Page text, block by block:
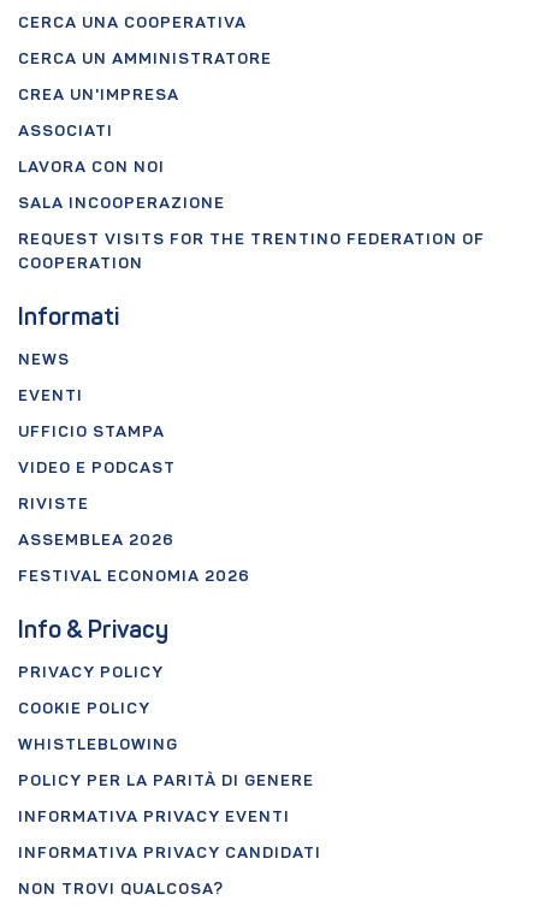
CERCA UNA COOPERATIVA
CERCA UN AMMINISTRATORE
CREA UN'IMPRESA
ASSOCIATI
LAVORA CON NOI
SALA INCOOPERAZIONE
REQUEST VISITS FOR THE TRENTINO FEDERATION OF
COOPERATION
Informati
NEWS
EVENTI
UFFICIO STAMPA
VIDEO E PODCAST
RIVISTE
ASSEMBLEA 2026
FESTIVAL ECONOMIA 2026
Info & Privacy
PRIVACY POLICY
COOKIE POLICY
WHISTLEBLOWING
POLICY PER LA PARITÀ DI GENERE
INFORMATIVA PRIVACY EVENTI
INFORMATIVA PRIVACY CANDIDATI
NON TROVI QUALCOSA?